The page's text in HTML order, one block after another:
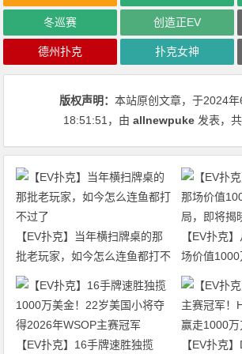
冬巡赛 创造正EV
德州扑克 扑克女神
版权声明：本站原创文章，于2024年
18:51:51 ，由allnewpuke 发表，
【EV扑克】当年横扫牌桌的那
批老玩家，如今怎么连鱼都打不
过了
【EV扑克
场价值
局，即将揭
【EV扑克】16手牌速胜独揽 【EV扑克